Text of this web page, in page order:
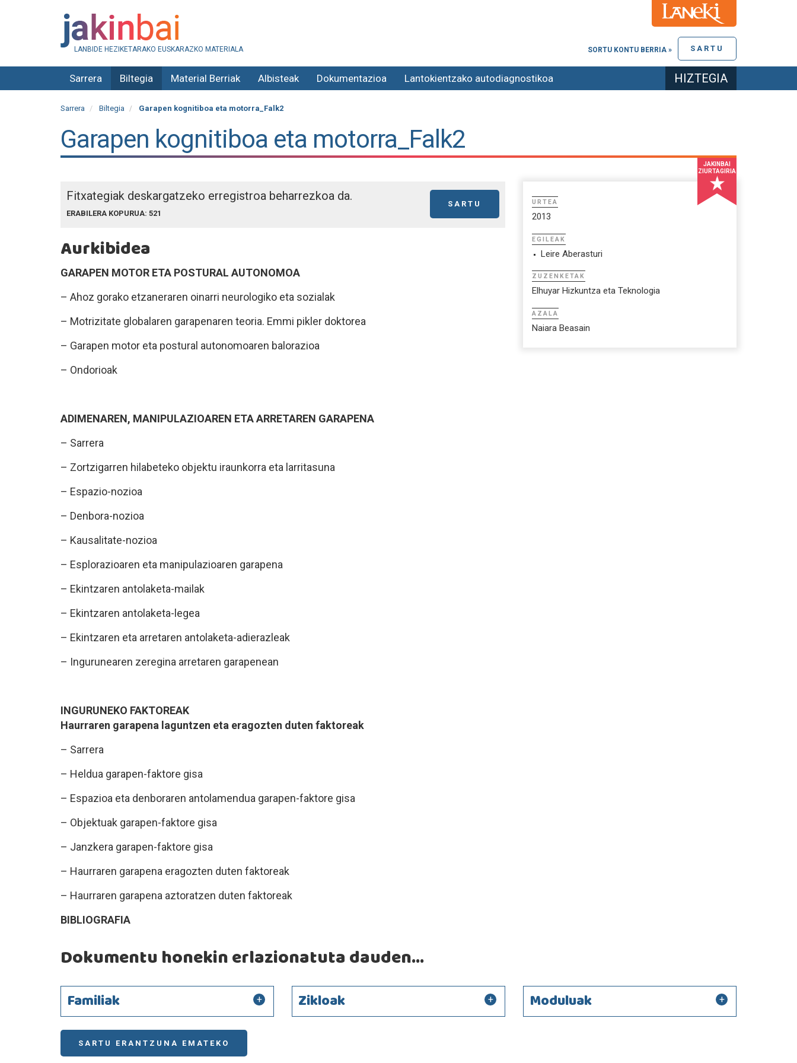
LANBIDE HEZIKETARAKO EUSKARAZKO MATERIALA SARTU
SORTU KONTU BERRIA »
Sarrera Biltegia Material Berriak Albisteak Dokumentazioa Lantokientzako autodiagnostikoa HIZTEGIA
Sarrera Biltegia Garapen kognitiboa eta motorra_Falk2
Garapen kognitiboa eta motorra_Falk2
Fitxategiak deskargatzeko erregistroa beharrezkoa da.
SARTU
ERABILERA KOPURUA: 521
Aurkibidea
GARAPEN MOTOR ETA POSTURAL AUTONOMOA
– Ahoz gorako etzaneraren oinarri neurologiko eta sozialak
– Motrizitate globalaren garapenaren teoria. Emmi pikler doktorea
– Garapen motor eta postural autonomoaren balorazioa
– Ondorioak
ADIMENAREN, MANIPULAZIOAREN ETA ARRETAREN GARAPENA
– Sarrera
– Zortzigarren hilabeteko objektu iraunkorra eta larritasuna
– Espazio-nozioa
– Denbora-nozioa
– Kausalitate-nozioa
– Esplorazioaren eta manipulazioaren garapena
– Ekintzaren antolaketa-mailak
– Ekintzaren antolaketa-legea
– Ekintzaren eta arretaren antolaketa-adierazleak
– Ingurunearen zeregina arretaren garapenean
INGURUNEKO FAKTOREAK
Haurraren garapena laguntzen eta eragozten duten faktoreak
– Sarrera
– Heldua garapen-faktore gisa
– Espazioa eta denboraren antolamendua garapen-faktore gisa
– Objektuak garapen-faktore gisa
– Janzkera garapen-faktore gisa
– Haurraren garapena eragozten duten faktoreak
– Haurraren garapena aztoratzen duten faktoreak
BIBLIOGRAFIA
JAKINBAI
ZIURTAGIRIA
URTEA
2013
EGILEAK
Leire Aberasturi
ZUZENKETAK
Elhuyar Hizkuntza eta Teknologia
AZALA
Naiara Beasain
Dokumentu honekin erlazionatuta dauden...
Familiak Zikloak Moduluak
SARTU ERANTZUNA EMATEKO